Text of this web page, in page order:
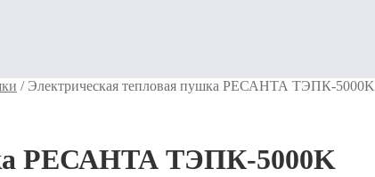
/ Электрическая тепловая пушка РЕСАНТА ТЭПК-5000K
РЕСАНТА ТЭПК-5000K